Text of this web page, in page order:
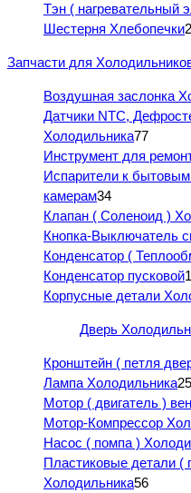
Тэн ( нагревательный
Шестерня Хлебопечки2
Запчасти для
Воздушная заслонка
Датчики NTC,
Холодильника77
Инструмент для
Испарители к
камерам34
Клапан ( Соленоид )
Кнопка-Выключатель
Конденсатор (
Конденсатор пусковой
Корпусные детали
Дверь
Кронштейн ( петля
Лампа Холодильника25
Мотор ( двигатель )
Мотор-Компрессор
Насос ( помпа )
Пластиковые детали (
Холодильника56